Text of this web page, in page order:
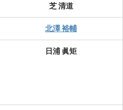
芝 清道
北澤 裕輔
日浦 眞矩